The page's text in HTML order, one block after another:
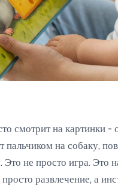
смотрит на картинки -
пальчиком на собаку,
не просто игра. Это
развлечение, а